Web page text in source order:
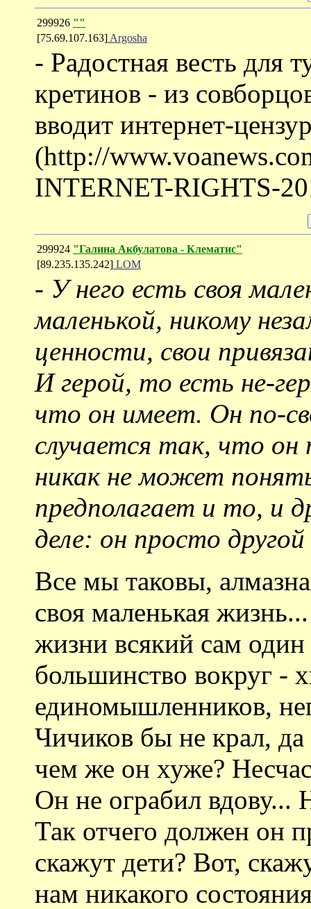
299926 ""
[75.69.107.163] Argosha
- Радостная весть для
кретинов - из
вводит интернет-
(http://
INTERNET-RIGHTS-
299924 "Галина Акбулатова - Клематис"
[89.235.135.242] LOM
- У него есть своя
маленькой, никому
ценности, свои
И герой, то есть не-
что он имеет. Он по-
случается так, что он
никак не может
предполагает и то, и
деле: он просто
Все мы таковы,
своя маленькая
жизни всякий сам
большинство вокруг -
единомышленников,
Чичиков бы не крал, да
чем же он хуже?
Он не ограбил вдову...
Так отчего должен он
скажут дети? Вот,
нам никакого